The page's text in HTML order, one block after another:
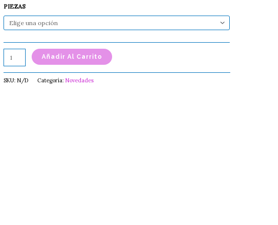
PIEZAS
Añadir Al Carrito
SKU:N/D Categoría:Novedades